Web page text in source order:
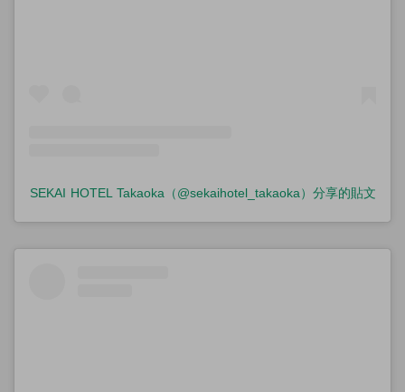
SEKAI HOTEL Takaoka（@sekaihotel_takaoka）分享的貼文